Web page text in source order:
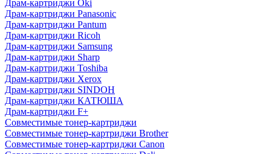
Драм-картриджи Oki
Драм-картриджи Panasonic
Драм-картриджи Pantum
Драм-картриджи Ricoh
Драм-картриджи Samsung
Драм-картриджи Sharp
Драм-картриджи Toshiba
Драм-картриджи Xerox
Драм-картриджи SINDOH
Драм-картриджи КАТЮША
Драм-картриджи F+
Совместимые тонер-картриджи
Совместимые тонер-картриджи Brother
Совместимые тонер-картриджи Canon